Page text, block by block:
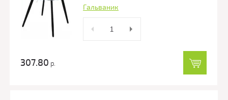
Гальваник
307.80 р.